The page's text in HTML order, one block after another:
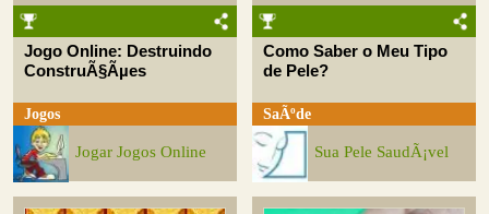
Jogo Online: Destruindo
ConstruÃ§Ãµes
Jogos
Jogar Jogos Online
Como Saber o Meu Tipo
de Pele?
SaÃºde
Sua Pele SaudÃ¡vel